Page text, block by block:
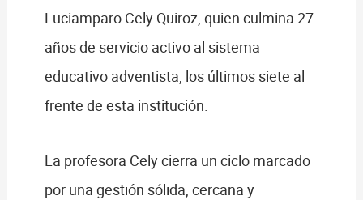
Luciamparo Cely Quiroz, quien culmina 27
años de servicio activo al sistema
educativo adventista, los últimos siete al
frente de esta institución.
La profesora Cely cierra un ciclo marcado
por una gestión sólida, cercana y